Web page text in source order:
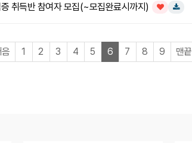
취득반 참여자 모집(~모집완료시까지)
인기글
음페이지
1 페이지
2페이지
3페이지
4페이지
5페이지열린
6페이지
7페이지
8페이지
9페이지
맨끝